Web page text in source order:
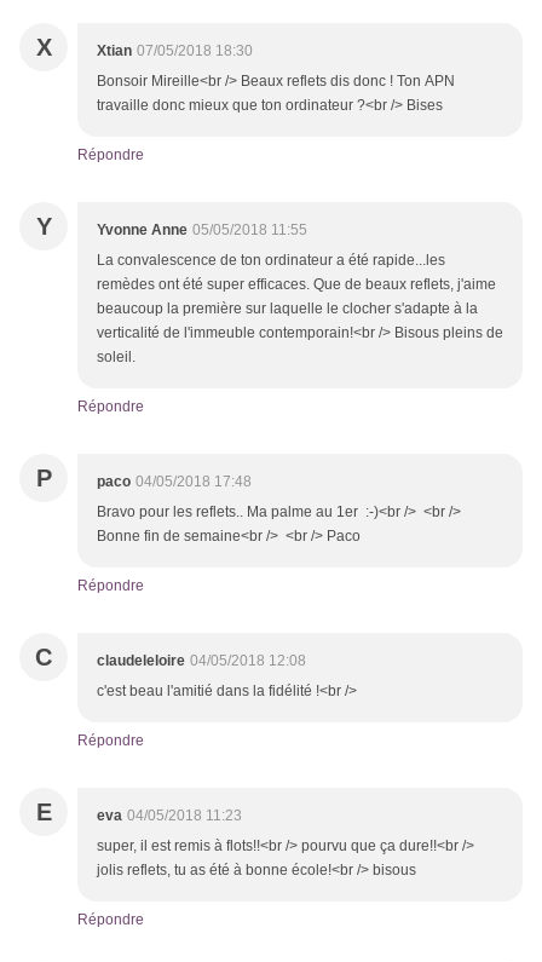
X Xtian 07/05/2018 18:30
Bonsoir Mireille<br /> Beaux reflets dis donc ! Ton APN
travaille donc mieux que ton ordinateur ?<br /> Bises
Répondre
Y Yvonne Anne 05/05/2018 11:55
La convalescence de ton ordinateur a été rapide...les
remèdes ont été super efficaces. Que de beaux reflets, j'aime
beaucoup la première sur laquelle le clocher s'adapte à la
verticalité de l'immeuble contemporain!<br /> Bisous pleins de
soleil.
Répondre
P paco 04/05/2018 17:48
Bravo pour les reflets.. Ma palme au 1er :-)<br /> <br />
Bonne fin de semaine<br /> <br /> Paco
Répondre
C claudeleloire 04/05/2018 12:08
c'est beau l'amitié dans la fidélité !<br />
Répondre
E eva 04/05/2018 11:23
super, il est remis à flots!!<br /> pourvu que ça dure!!<br />
jolis reflets, tu as été à bonne école!<br /> bisous
Répondre